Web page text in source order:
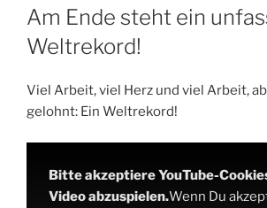
AM
Am Ende steht ein
Weltrekord!
Viel Arbeit, viel Herz und viel Arbeit,
gelohnt: Ein Weltrekord!
Bitte akzeptiere YouTube-
Video abzuspielen.Wenn Du